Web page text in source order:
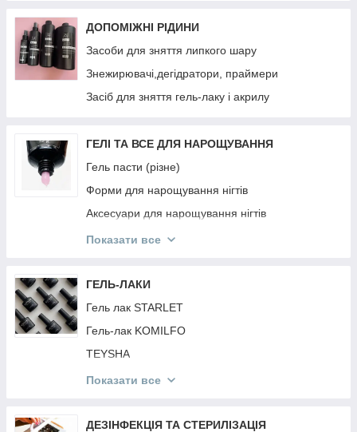
Ellips
KAYPRO
NOOK
РЕЗИНКИ Invisibobble
BRELIL
JNOWA
PROFIStyle
MIRELLA
ARTISTO
MOOD
INEBRYA
CONTEMPORA
КРАБИКИ ТА РЕЗИНКИ
ДОПОМІЖНІ РІДИНИ
Засоби для зняття липкого шару
Знежирювачі,дегідратори, праймери
Засіб для зняття гель-лаку і акрилу
ГЕЛІ ТА ВСЕ ДЛЯ НАРОЩУВАННЯ
Гель пасти (різне)
Форми для нарощування нігтів
Аксесуари для нарощування нігтів
Гель фарби
Акрил Акрилгель
Гель павутина
Показати все
ГЕЛЬ-ЛАКИ
Гель лак STARLET
Гель-лак KOMILFO
TEYSHA
Гель лак KODI
Топи і Бази Різне
Показати все
ДЕЗІНФЕКЦІЯ ТА СТЕРИЛІЗАЦІЯ